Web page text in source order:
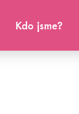
Kdo jsme?